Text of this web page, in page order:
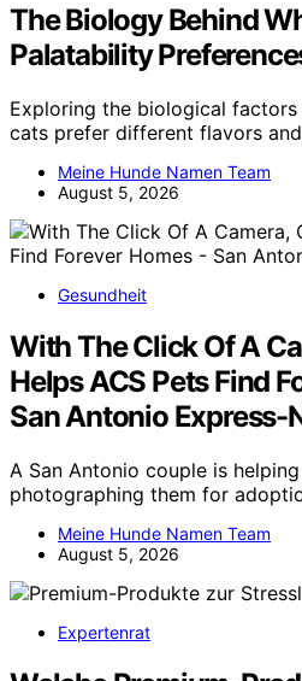
The Biology Behind
Palatability
Exploring the biological
cats prefer different flavors
Meine Hunde Namen Team
August 5, 2026
Gesundheit
With The Click Of A
Helps ACS Pets Find
San Antonio Express-
A San Antonio couple is
photographing them for
Meine Hunde Namen Team
August 5, 2026
Expertenrat